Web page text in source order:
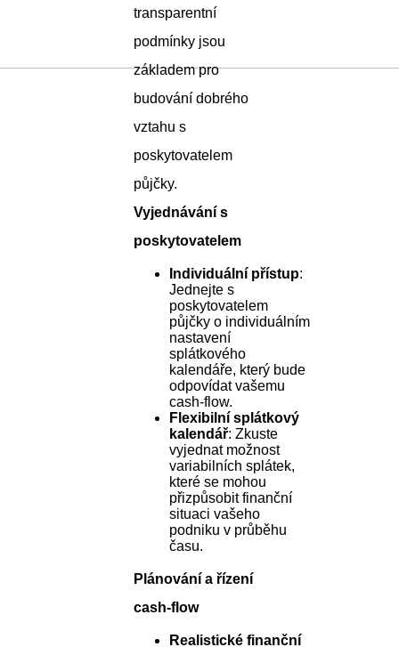
transparentní
podmínky jsou
základem pro
budování dobrého
vztahu s
poskytovatelem
půjčky.
Vyjednávání s
poskytovatelem
Individuální přístup:
Jednejte s
poskytovatelem
půjčky o individuálním
nastavení
splátkového
kalendáře, který bude
odpovídat vašemu
cash-flow.
Flexibilní splátkový
kalendář: Zkuste
vyjednat možnost
variabilních splátek,
které se mohou
přizpůsobit finanční
situaci vašeho
podniku v průběhu
času.
Plánování a řízení
cash-flow
Realistické finanční